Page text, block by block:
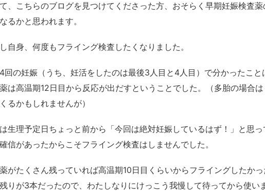
、こちらのブログを見つけてくださった方、おそらく早期妊娠検査
るかと思われます。
自身、何度もフライング検査したくなりました。
回の妊娠（うち、妊活をしたのは最後3人目と4人目）で分かったこと
は高温期12日目から反応が出だすということでした。（多胎の場合は
るかもしれませんが）
生理予定日ちょっと前から「今回は絶対妊娠しているはず！」と思っ
信があったからこそフライング検査はしませんでした。
がたくさん残っていれば高温期10日目くらいからフライングしたか
りが3本だったので、わたしなりにけっこう我慢して待ってから使い